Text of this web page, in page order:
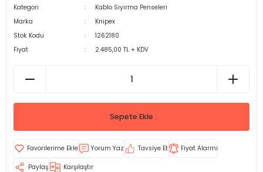
Kategori
Kablo Sıyırma Penseleri
Marka
Knipex
Stok Kodu
1262180
Fiyat
2.485,00 TL + KDV
Sepete Ekle
Yorum Yaz Tavsiye Et Fiyat Alarmı
Paylaş Karşılaştır